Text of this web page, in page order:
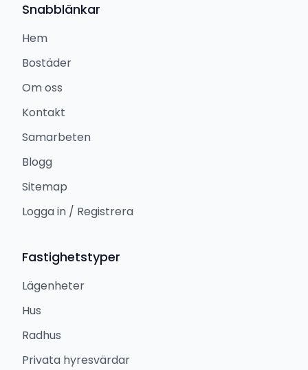
Snabblänkar
Hem
Bostäder
Om oss
Kontakt
Samarbeten
Blogg
Sitemap
Logga in / Registrera
Fastighetstyper
Lägenheter
Hus
Radhus
Privata hyresvärdar